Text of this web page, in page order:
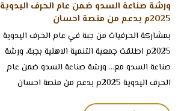
ورشة صناعة السدو ضمن عام الحرف اليدوية
2025م بدعم من منصة احسان
بمشاركة الحرفيات من ⁧‫جبة‬⁩ في ⁧‫عام الحرف اليدوية
2025م اطلقت جمعية التنمية الاهلية بجبة، ورشة
صناعة السدو مع... ورشة صناعة السدو ضمن عام
الحرف اليدوية 2025م بدعم من منصة احسان